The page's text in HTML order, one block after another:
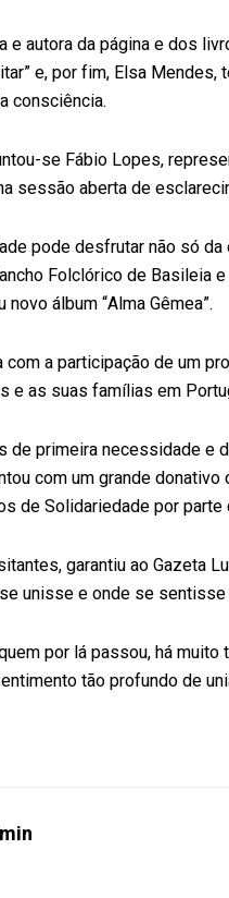
autora da página e dos
e, por fim, Elsa
consciência.
se Fábio Lopes,
sessão aberta de
pode desfrutar não só
Folclórico de Basileia
álbum “Alma Gêmea”.
a participação de um
e as suas famílias em
de primeira necessidade e
com um grande
de Solidariedade por
garantiu ao Gazeta
unisse e onde se sentisse
por lá passou, há
tão profundo de